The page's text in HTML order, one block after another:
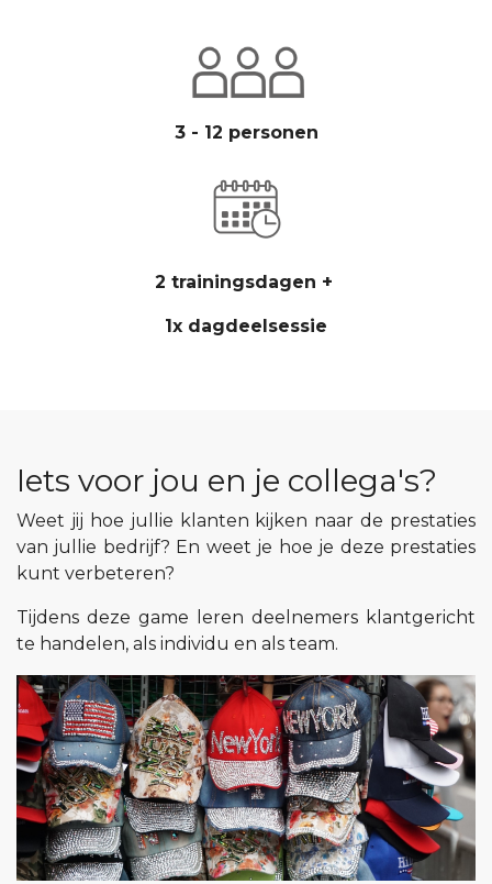
3 - 12 personen
2 trainingsdagen +
1x dagdeelsessie
Iets voor jou en je collega's?
Weet jij hoe jullie klanten kijken naar de prestaties
van jullie bedrijf? En weet je hoe je deze prestaties
kunt verbeteren?
Tijdens deze game leren deelnemers klantgericht
te handelen, als individu en als team.